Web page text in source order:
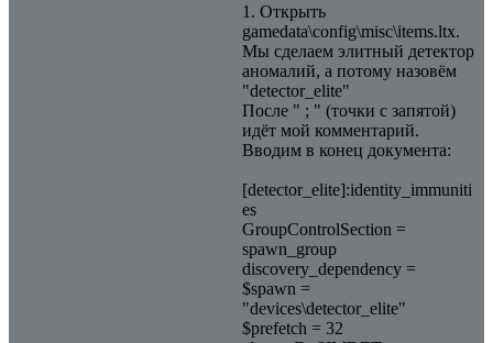
1. Открыть
gamedata\config\misc\items.ltx.
Мы сделаем элитный детектор
аномалий, а потому назовём
"detector_elite"
После " ; " (точки с запятой)
идёт мой комментарий.
Вводим в конец документа:
[detector_elite]:identity_immuniti
es
GroupControlSection =
spawn_group
discovery_dependency =
$spawn =
"devices\detector_elite"
$prefetch = 32